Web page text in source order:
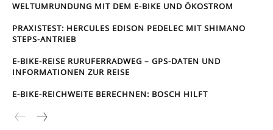
WELTUMRUNDUNG MIT DEM E-BIKE UND ÖKOSTROM
PRAXISTEST: HERCULES EDISON PEDELEC MIT SHIMANO
STEPS-ANTRIEB
E-BIKE-REISE RUR­UFER­RAD­WEG – GPS-DATEN UND
INFORMATIONEN ZUR REISE
E-BIKE-REICHWEITE BERECHNEN: BOSCH HILFT